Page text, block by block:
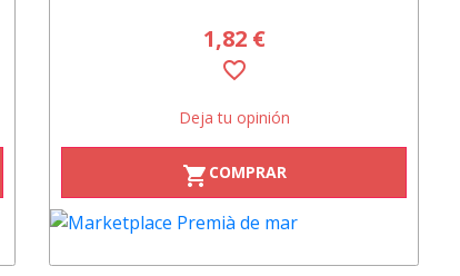
1,82 €
favorite_border
Deja tu opinión
shopping_cart COMPRAR